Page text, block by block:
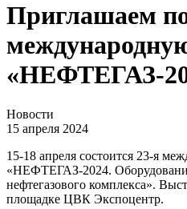
Приглашаем
«НЕФТЕГАЗ-
Новости
15 апреля 2024
15-18 апреля состоится 23-я
«НЕФТЕГАЗ-2024.
нефтегазового комплекса».
площадке ЦВК Экспоцентр.